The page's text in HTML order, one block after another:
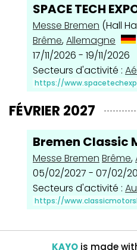
SPACE TECH
Messe Bremen (Hall
Brême,Allemagne
17/11/2026 - 19/11/2026
Secteurs d'activité :
https://
FÉVRIER 2027
Bremen Classic
Messe Bremen Brême,
05/02/2027 - 07/02/
Secteurs d'activité :
https://
KAYO is made